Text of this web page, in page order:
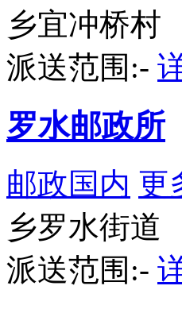
乡宜冲桥村
派送范围:-
罗水邮政所
邮政国内 更
乡罗水街道
派送范围:-